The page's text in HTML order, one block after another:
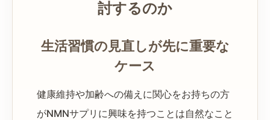
討するのか
生活習慣の見直しが先に重要な
ケース
健康維持や加齢への備えに関心をお持ちの方
がNMNサプリに興味を持つことは自然なこと